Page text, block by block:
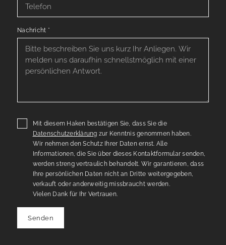
Nachricht *
Mit diesem Haken bestätigen Sie, dass Sie die
Datenschutzerklärung zur Kenntnis genommen haben.
Wir nehmen den Schutz Ihrer Daten ernst. Alle
Informationen, die Sie über dieses Kontaktformular senden,
werden streng vertraulich behandelt. Wir garantieren, dass
Ihre persönlichen Daten nicht an Dritte weitergegeben,
verkauft oder anderweitig missbraucht werden.
Vielen Dank für Ihr Vertrauen.
Senden